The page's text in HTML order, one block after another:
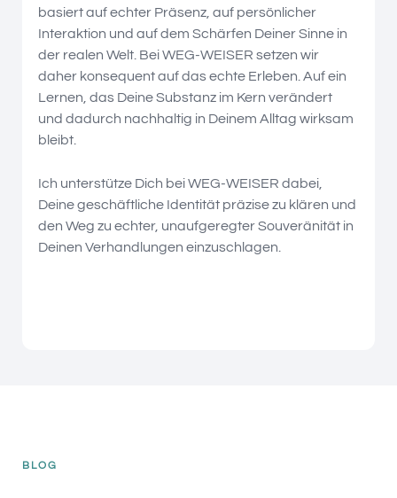
basiert auf echter Präsenz, auf persönlicher
Interaktion und auf dem Schärfen Deiner Sinne in
der realen Welt. Bei WEG-WEISER setzen wir
daher konsequent auf das echte Erleben. Auf ein
Lernen, das Deine Substanz im Kern verändert
und dadurch nachhaltig in Deinem Alltag wirksam
bleibt.
Ich unterstütze Dich bei WEG-WEISER dabei,
Deine geschäftliche Identität präzise zu klären und
den Weg zu echter, unaufgeregter Souveränität in
Deinen Verhandlungen einzuschlagen.
BLOG